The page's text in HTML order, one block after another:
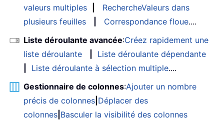
valeurs multiples
RechercheValeurs dans
plusieurs feuilles
Correspondance floue....
Liste déroulante avancée:Créez rapidement une
liste déroulante
Liste déroulante dépendante
Liste déroulante à sélection multiple....
Gestionnaire de colonnes:Ajouter un nombre
précis de colonnes Déplacer des
colonnes Basculer la visibilité des colonnes